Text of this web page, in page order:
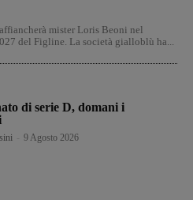
mister Loris Beoni nel
del Figline. La società gialloblù ha...
di serie D, domani i
9 Agosto 2026